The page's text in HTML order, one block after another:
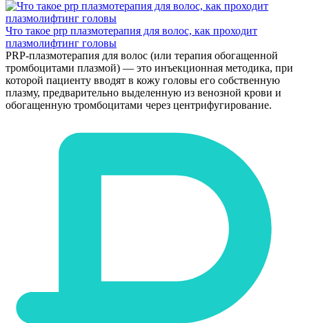
Что такое prp плазмотерапия для волос, как проходит
плазмолифтинг головы
PRP-плазмотерапия для волос (или терапия обогащенной
тромбоцитами плазмой) — это инъекционная методика, при
которой пациенту вводят в кожу головы его собственную
плазму, предварительно выделенную из венозной крови и
обогащенную тромбоцитами через центрифугирование.